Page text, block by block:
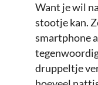
Want je wil
stootje kan.
smartphone
druppeltje